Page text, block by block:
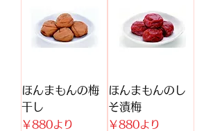
ほんまもんの梅
干し
￥880より
セール価格
ほんまもんのし
そ漬梅
￥880より
セール価格